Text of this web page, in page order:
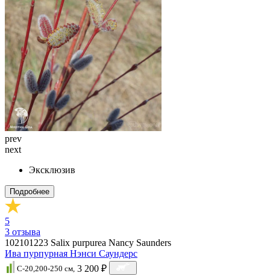
prev
next
Эксклюзив
Подробнее
5
3 отзыва
102101223 Salix purpurea Nancy Saunders
Ива пурпурная Нэнси Саундерс
C-20,200-250 см, 3 200 ₽